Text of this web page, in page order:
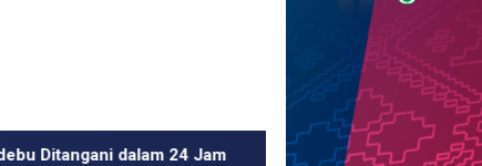
Usai Beritakan Tambang Emas Ilegal di Luwu,